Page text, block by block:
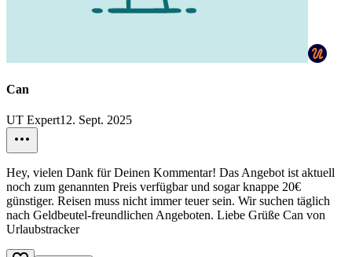
Can
UT Expert12. Sept. 2025
Hey, vielen Dank für Deinen Kommentar! Das Angebot ist aktuell
noch zum genannten Preis verfügbar und sogar knappe 20€
günstiger. Reisen muss nicht immer teuer sein. Wir suchen täglich
nach Geldbeutel-freundlichen Angeboten. Liebe Grüße Can von
Urlaubstracker